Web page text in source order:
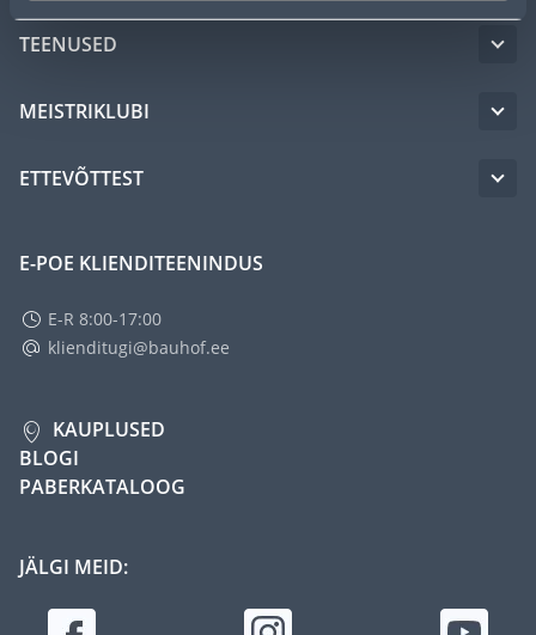
TEENUSED
MEISTRIKLUBI
ETTEVÕTTEST
E-POE KLIENDITEENINDUS
E-R 8:00-17:00
klienditugi@bauhof.ee
KAUPLUSED
BLOGI
PABERKATALOOG
JÄLGI MEID: